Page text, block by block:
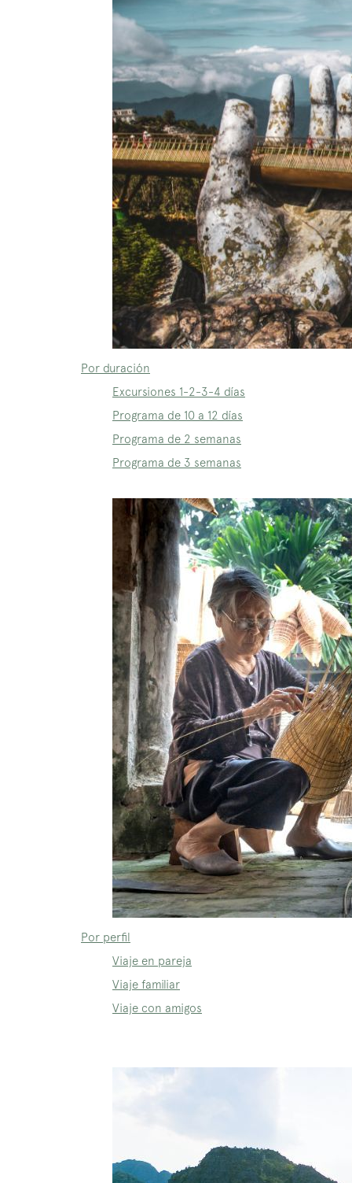
Por duración
Excursiones 1-2-3-4 días
Programa de 10 a 12 días
Programa de 2 semanas
Programa de 3 semanas
Por perfil
Viaje en pareja
Viaje familiar
Viaje con amigos